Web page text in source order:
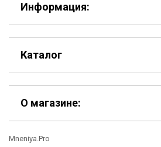
Информация:
F.A.Q
Контакты
Шоурум
Материалы
Каталог
Скидки
Кошельки
О магазине:
Mneniya.Pro